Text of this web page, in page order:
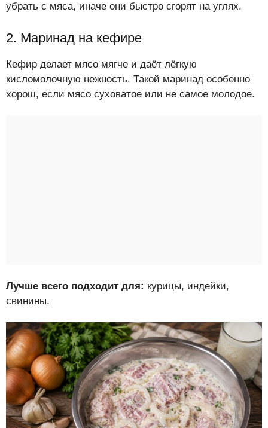
убрать с мяса, иначе они быстро сгорят на углях.
2. Маринад на кефире
Кефир делает мясо мягче и даёт лёгкую
кисломолочную нежность. Такой маринад особенно
хорош, если мясо суховатое или не самое молодое.
Лучше всего подходит для: курицы, индейки,
свинины.